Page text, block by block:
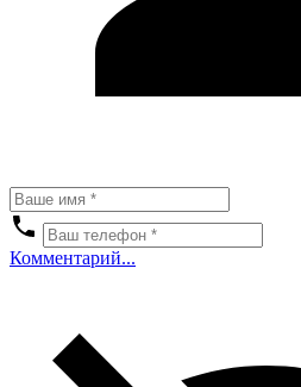
Комментарий...